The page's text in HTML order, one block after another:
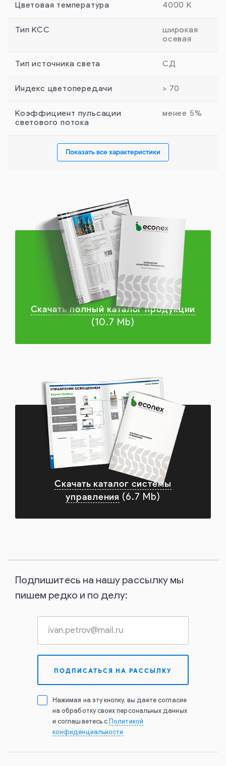
Цветовая температура 4000 К
Тип КСС
широкая
осевая
Тип источника света СД
Индекс цветопередачи > 70
Коэффициент пульсации
светового потока
менее 5%
Показать все характеристики
Скачать полный каталог продукции
(10.7 Mb)
Скачать каталог системы
управления (6.7 Mb)
Подпишитесь на нашу рассылку мы
пишем редко и по делу:
Нажимая на эту кнопку, вы даете согласие
на обработку своих персональных данных
и соглашаетесь с Политикой
конфиденциальности